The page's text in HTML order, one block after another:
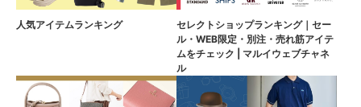
人気アイテムランキング
セレクトショップランキング｜セー
ル・WEB限定・別注・売れ筋アイテ
ムをチェック | マルイウェブチャネ
ル